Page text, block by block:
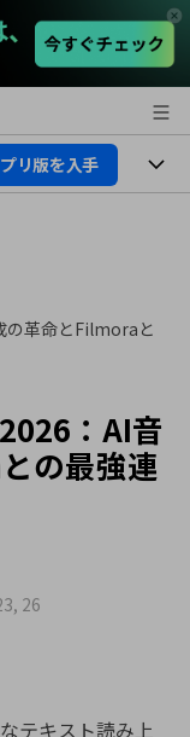
リ版を入手
の革命とFilmoraと
：AI音
の最強連
26
テキスト読み上